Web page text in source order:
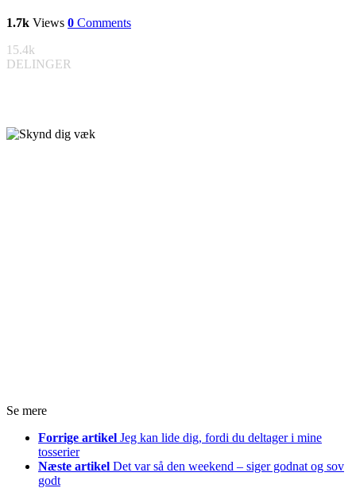
1.7k Views 0 Comments
15.4k
DELINGER
Se mere
Forrige artikel Jeg kan lide dig, fordi du deltager i mine
tosserier
Næste artikel Det var så den weekend – siger godnat og sov
godt